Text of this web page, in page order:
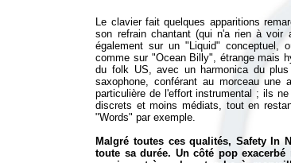
Le clavier fait quelques apparitions
son refrain chantant (qui n'a rien à voir
également sur un "Liquid" conceptuel,
comme sur "Ocean Billy", étrange mais
du folk US, avec un harmonica du
saxophone, conférant au morceau une
particulière de l'effort instrumental ; ils
discrets et moins médiats, tout en
"Words" par exemple.
Malgré toutes ces qualités, Safety In
toute sa durée. Un côté pop